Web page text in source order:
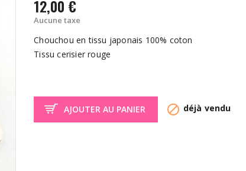
12,00 €
Aucune taxe
Chouchou en tissu japonais 100% coton
Tissu cerisier rouge
AJOUTER AU PANIER  déjà vendu